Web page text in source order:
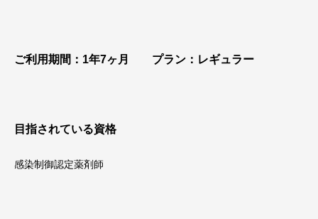
ご利用期間：1年7ヶ月 プラン：レギュラー
目指されている資格
感染制御認定薬剤師